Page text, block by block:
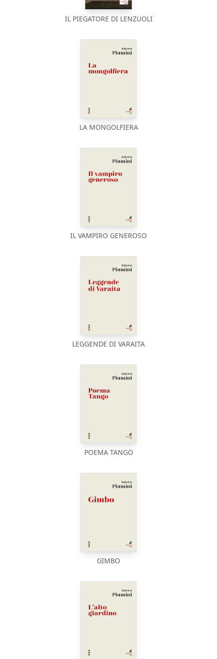
IL PIEGATORE DI LENZUOLI
LA MONGOLFIERA
IL VAMPIRO GENEROSO
LEGGENDE DI VARAITA
POEMA TANGO
GIMBO